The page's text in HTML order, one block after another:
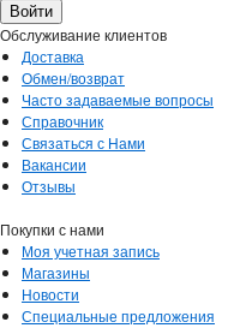
Обслуживание клиентов
Доставка
Обмен/возврат
Часто задаваемые вопросы
Справочник
Связаться с Нами
Вакансии
Отзывы
Покупки с нами
Моя учетная запись
Магазины
Новости
Специальные предложения